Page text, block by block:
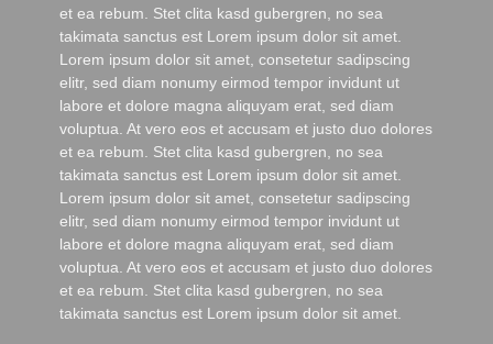
et ea rebum. Stet clita kasd gubergren, no sea
takimata sanctus est Lorem ipsum dolor sit amet.
Lorem ipsum dolor sit amet, consetetur sadipscing
elitr, sed diam nonumy eirmod tempor invidunt ut
labore et dolore magna aliquyam erat, sed diam
voluptua. At vero eos et accusam et justo duo dolores
et ea rebum. Stet clita kasd gubergren, no sea
takimata sanctus est Lorem ipsum dolor sit amet.
Lorem ipsum dolor sit amet, consetetur sadipscing
elitr, sed diam nonumy eirmod tempor invidunt ut
labore et dolore magna aliquyam erat, sed diam
voluptua. At vero eos et accusam et justo duo dolores
et ea rebum. Stet clita kasd gubergren, no sea
takimata sanctus est Lorem ipsum dolor sit amet.